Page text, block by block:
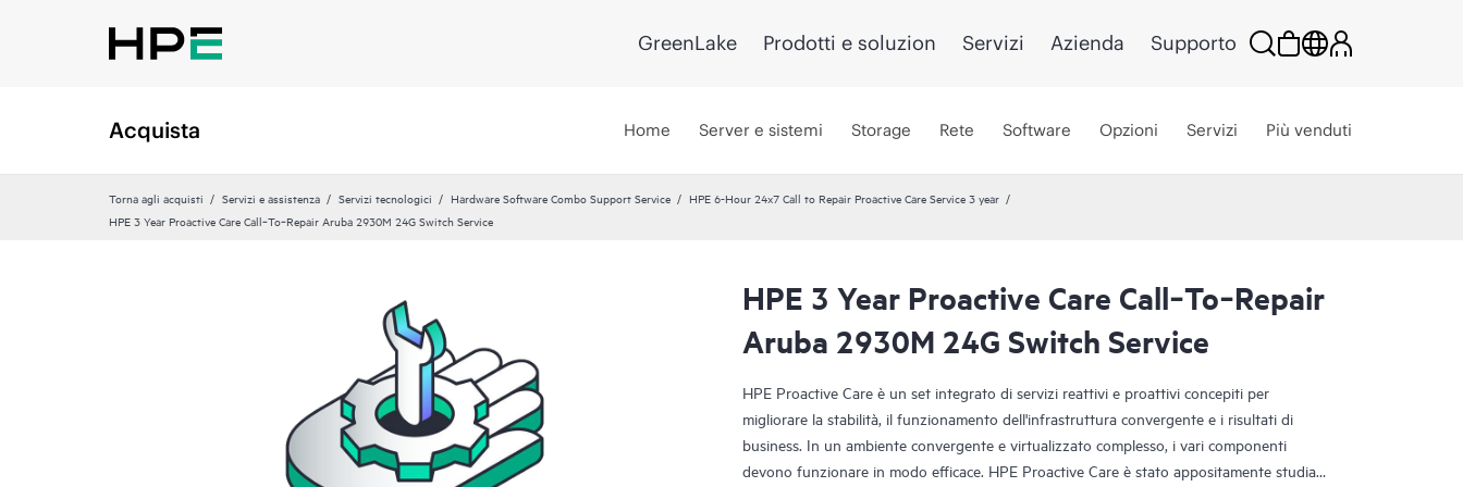
GreenLake Prodotti e soluzion Servizi Azienda Supporto
Acquista Home Server e sistemi Storage Rete Software Opzioni Servizi Più venduti
Torna agli acquisti Servizi e assistenza Servizi tecnologici Hardware Software Combo Support Service
HPE 6-Hour 24x7 Call to Repair Proactive Care Service 3 year
HPE 3 Year Proactive Care Call‑To‑Repair Aruba 2930M 24G Switch Service
HPE 3 Year Proactive Care Call‑To‑Repair
Aruba 2930M 24G Switch Service
HPE Proactive Care è un set integrato di servizi reattivi e proattivi concepiti per
migliorare la stabilità, il funzionamento dell'infrastruttura convergente e i risultati di
business. In un ambiente convergente e virtualizzato complesso, i vari componenti
devono funzionare in modo efficace. HPE Proactive Care è stato appositamente studiato